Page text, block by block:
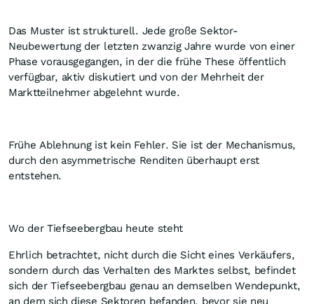
Das Muster ist strukturell. Jede große Sektor-
Neubewertung der letzten zwanzig Jahre wurde von einer
Phase vorausgegangen, in der die frühe These öffentlich
verfügbar, aktiv diskutiert und von der Mehrheit der
Marktteilnehmer abgelehnt wurde.
Frühe Ablehnung ist kein Fehler. Sie ist der Mechanismus,
durch den asymmetrische Renditen überhaupt erst
entstehen.
Wo der Tiefseebergbau heute steht
Ehrlich betrachtet, nicht durch die Sicht eines Verkäufers,
sondern durch das Verhalten des Marktes selbst, befindet
sich der Tiefseebergbau genau an demselben Wendepunkt,
an dem sich diese Sektoren befanden, bevor sie neu